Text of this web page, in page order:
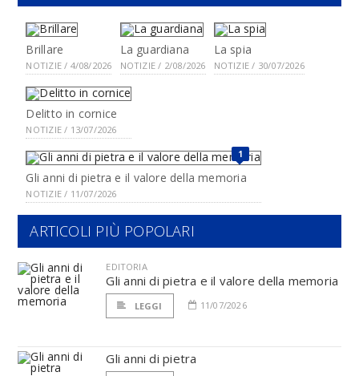
Brillare
NOTIZIE / 4/08/2026
La guardiana
NOTIZIE / 2/08/2026
La spia
NOTIZIE / 30/07/2026
Delitto in cornice
NOTIZIE / 13/07/2026
1
Gli anni di pietra e il valore della memoria
NOTIZIE / 11/07/2026
ARTICOLI PIÙ POPOLARI
EDITORIA
Gli anni di pietra e il valore della memoria
LEGGI 11/07/2026
Gli anni di pietra